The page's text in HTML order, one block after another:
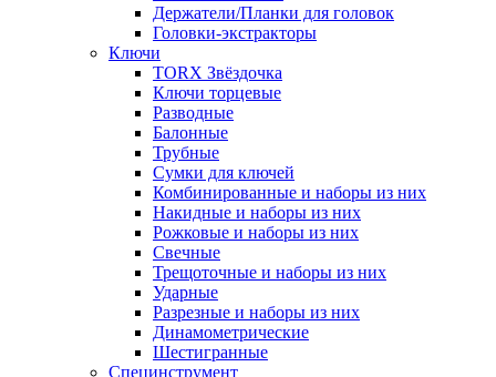
Держатели/Планки для головок
Головки-экстракторы
Ключи
TORX Звёздочка
Ключи торцевые
Разводные
Балонные
Трубные
Сумки для ключей
Комбинированные и наборы из них
Накидные и наборы из них
Рожковые и наборы из них
Свечные
Трещоточные и наборы из них
Ударные
Разрезные и наборы из них
Динамометрические
Шестигранные
Специнструмент